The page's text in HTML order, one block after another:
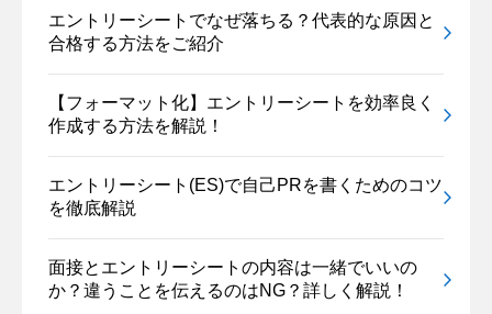
エントリーシートでなぜ落ちる？代表的な原因と
合格する方法をご紹介
【フォーマット化】エントリーシートを効率良く
作成する方法を解説！
エントリーシート(ES)で自己PRを書くためのコツ
を徹底解説
面接とエントリーシートの内容は一緒でいいの
か？違うことを伝えるのはNG？詳しく解説！